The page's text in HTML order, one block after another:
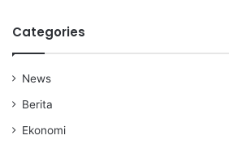
Categories
News
Berita
Ekonomi